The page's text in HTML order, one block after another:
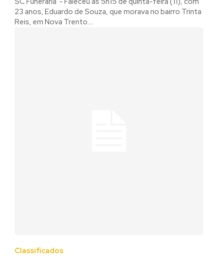
23 anos, Eduardo de Souza, que morava no bairro Trinta
Reis, em Nova Trento....
Classificados